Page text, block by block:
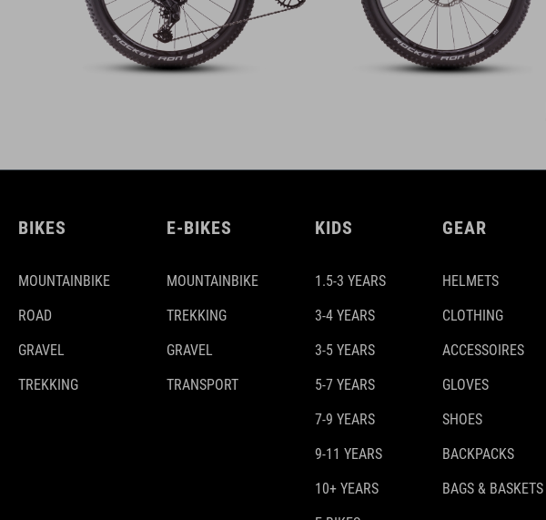
BIKES
MOUNTAINBIKE
ROAD
GRAVEL
TREKKING
E-BIKES
MOUNTAINBIKE
TREKKING
GRAVEL
TRANSPORT
KIDS
1.5-3 YEARS
3-4 YEARS
3-5 YEARS
5-7 YEARS
7-9 YEARS
9-11 YEARS
10+ YEARS
GEAR
HELMETS
CLOTHING
ACCESSOIRES
GLOVES
SHOES
BACKPACKS
BAGS & BASKETS